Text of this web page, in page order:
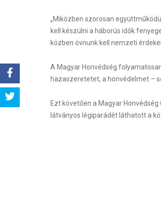
„Miközben szorosan
kell készülni a háborús idők
közben óvnunk kell nemzeti
A Magyar Honvédség
hazaszeretetet, a honvédelmet –
Ezt követően a Magyar
látványos légiparádét láthatott a
Share